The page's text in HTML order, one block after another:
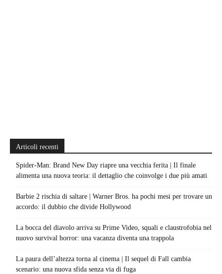
Articoli recenti
Spider-Man: Brand New Day riapre una vecchia ferita | Il finale
alimenta una nuova teoria: il dettaglio che coinvolge i due più amati
Barbie 2 rischia di saltare | Warner Bros. ha pochi mesi per trovare un
accordo: il dubbio che divide Hollywood
La bocca del diavolo arriva su Prime Video, squali e claustrofobia nel
nuovo survival horror: una vacanza diventa una trappola
La paura dell’altezza torna al cinema | Il sequel di Fall cambia
scenario: una nuova sfida senza via di fuga